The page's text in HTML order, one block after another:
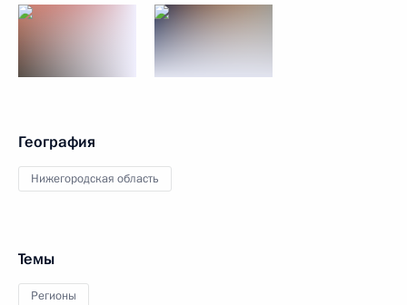
География
Нижегородская область
Темы
Регионы